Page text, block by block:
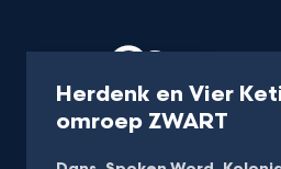
Herdenk en Vier
omroep ZWART